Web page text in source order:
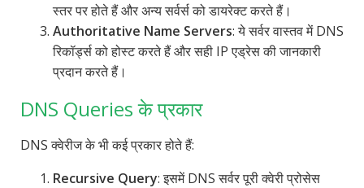
स्तर पर होते हैं और अन्य सर्वर्स को डायरेक्ट करते हैं।
Authoritative Name Servers: ये सर्वर वास्तव में DNS
रिकॉर्ड्स को होस्ट करते हैं और सही IP एड्रेस की जानकारी
प्रदान करते हैं।
DNS Queries के प्रकार
DNS क्वेरीज के भी कई प्रकार होते हैं:
Recursive Query: इसमें DNS सर्वर पूरी क्वेरी प्रोसेस